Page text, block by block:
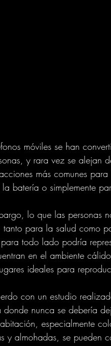
móviles se han
y rara vez se alejan
más comunes
batería o simplemente
lo que las personas
tanto para la salud como
todo lado podría
en el ambiente
ideales para
con un estudio
donde nunca se debería
especialmente
y almohadas, se pueden